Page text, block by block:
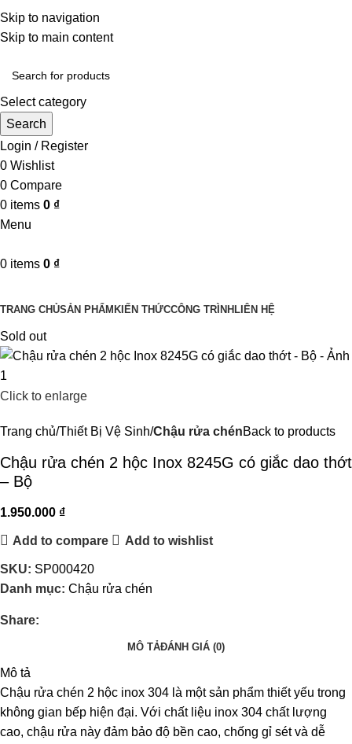
Skip to navigation
Skip to main content
Một uy tín - triệu niềm tin
Hotline : 0346394639 - 0973332499
Select category
Search
Login / Register
0 Wishlist
0 Compare
0 items 0 ₫
Menu
0 items 0 ₫
TRANG CHỦSẢN PHẨM KIẾN THỨCCÔNG TRÌNH LIÊN HỆ
Sold out
Click to enlarge
Trang chủ Thiết Bị Vệ Sinh Chậu rửa chénBack to products
Chậu rửa chén 2 hộc Inox 8245G có giắc dao thớt
– Bộ
1.950.000 ₫
Add to compare Add to wishlist
SKU: SP000420
Danh mục: Chậu rửa chén
Share:
MÔ TẢĐÁNH GIÁ (0)
Mô tả
Chậu rửa chén 2 hộc inox 304 là một sản phẩm thiết yếu trong
không gian bếp hiện đại. Với chất liệu inox 304 chất lượng
cao, chậu rửa này đảm bảo độ bền cao, chống gỉ sét và dễ